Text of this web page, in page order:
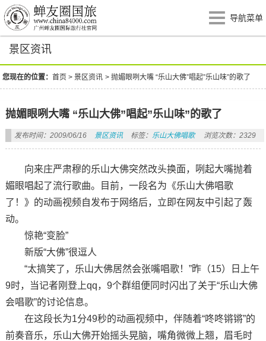
导航菜单
景区资讯
您现在的位置：首页 >景区资讯 >抛媚眼咧大嘴 “乐山大佛”唱起”乐山味”的歌了
抛媚眼咧大嘴 “乐山大佛”唱起”乐山味”的歌了
发布时间：2009/06/16 景区资讯 标签： 乐山大佛唱歌 浏览次数：2329
向来庄严肃穆的乐山大佛突然改头换面，咧起大嘴抛着
媚眼唱起了流行歌曲。目前，一段名为《乐山大佛唱歌
了！》的动画视频自发布于网络后，立即在网友中引起了轰
动。
惊艳“变脸”
新版“大佛”很逗人
“太搞笑了，乐山大佛居然会张嘴唱歌！”昨（15）日上午
9时，当记者刚登上qq，9个群组便同时闪出了关于“乐山大佛
会唱歌”的讨论信息。
在这段长为1分49秒的动画视频中，伴随着“咚咚锵锵”的
前奏音乐，乐山大佛开始摇头晃脑，嘴角微微上翘，眉毛时